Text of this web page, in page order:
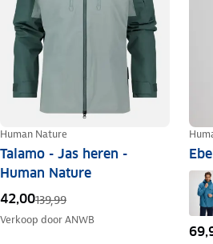
Human Nature
Talamo - Jas heren -
Human Nature
42,00139,99
Verkoop doorANWB